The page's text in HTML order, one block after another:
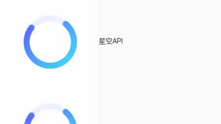
星空API